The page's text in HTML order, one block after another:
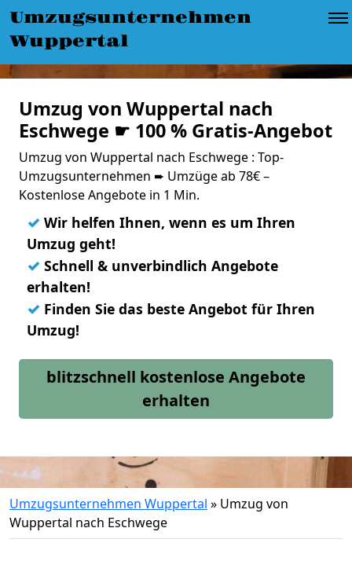
Umzugsunternehmen
Wuppertal
Umzug von Wuppertal nach
Eschwege ☛ 100 % Gratis-Angebot
Umzug von Wuppertal nach Eschwege : Top-
Umzugsunternehmen ➨ Umzüge ab 78€ –
Kostenlose Angebote in 1 Min.
✓ Wir helfen Ihnen, wenn es um Ihren
Umzug geht!
✓ Schnell & unverbindlich Angebote
erhalten!
✓ Finden Sie das beste Angebot für Ihren
Umzug!
blitzschnell kostenlose Angebote
erhalten
Umzugsunternehmen Wuppertal » Umzug von
Wuppertal nach Eschwege